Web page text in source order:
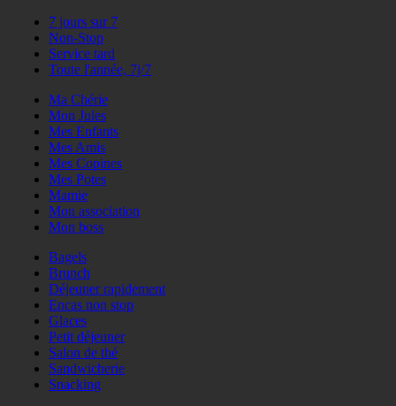
7 jours sur 7
Non-Stop
Service tard
Toute l'année, 7j/7
Ma Chérie
Mon Jules
Mes Enfants
Mes Amis
Mes Copines
Mes Potes
Mamie
Mon association
Mon boss
Bagels
Brunch
Déjeuner rapidement
Encas non stop
Glaces
Petit déjeuner
Salon de thé
Sandwicherie
Snacking